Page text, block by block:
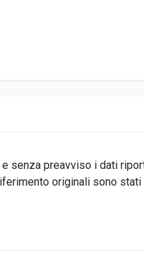
senza preavviso i dati
originali sono